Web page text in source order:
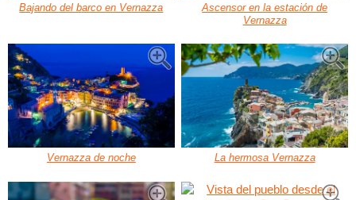
Bajando del barco en Vernazza
Ascensor en la estación de
Vernazza
Vernazza de noche La hermosa Vernazza